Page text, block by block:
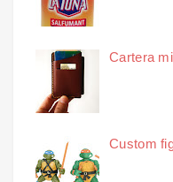
Cartera
Custom